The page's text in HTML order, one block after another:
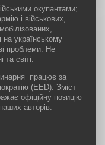
окупантами;
і військових,
на українському
проблеми. Не
світі.
працює за
(EED). Зміст
офіційну позицію
авторів.